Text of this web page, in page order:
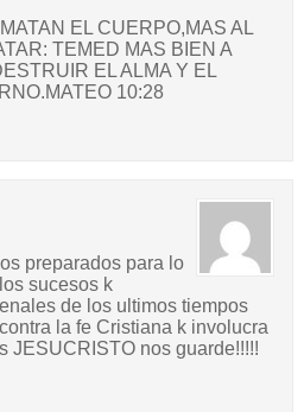
EL CUERPO,MAS AL
TEMED MAS BIEN A
EL ALMA Y EL
10:28
preparados para lo
sucesos k
de los ultimos tiempos
la fe Cristiana k involucra
JESUCRISTO nos guarde!!!!!